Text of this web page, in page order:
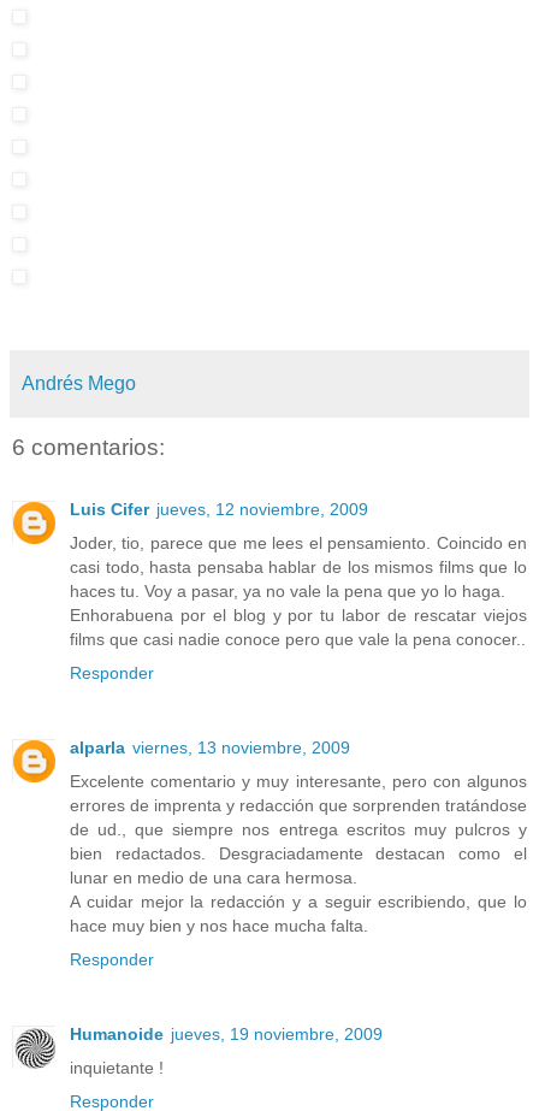
Andrés Mego
6 comentarios:
Luis Cifer jueves, 12 noviembre, 2009
Joder, tio, parece que me lees el pensamiento. Coincido en
casi todo, hasta pensaba hablar de los mismos films que lo
haces tu. Voy a pasar, ya no vale la pena que yo lo haga.
Enhorabuena por el blog y por tu labor de rescatar viejos
films que casi nadie conoce pero que vale la pena conocer..
Responder
alparla viernes, 13 noviembre, 2009
Excelente comentario y muy interesante, pero con algunos
errores de imprenta y redacción que sorprenden tratándose
de ud., que siempre nos entrega escritos muy pulcros y
bien redactados. Desgraciadamente destacan como el
lunar en medio de una cara hermosa.
A cuidar mejor la redacción y a seguir escribiendo, que lo
hace muy bien y nos hace mucha falta.
Responder
Humanoide jueves, 19 noviembre, 2009
inquietante !
Responder